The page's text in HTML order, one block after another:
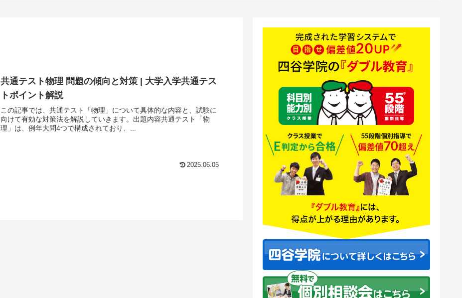
共通テスト物理 問題の傾向と対策 | 大学入学共通テス
トポイント解説
この記事では、共通テスト「物理」について具体的な内容と、試験に
向けて有効な対策法を解説していきます。出題内容共通テスト「物
理」は、例年大問4つで構成されており、...
2025.06.05